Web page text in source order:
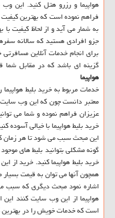
هواپیما و رزرو هتل كنید. این
فراهم نموده است كه بهترین
به شمار می آید و از لحاظ كیفیت
جزو افرادی هستید كه سالانه
برای انجام خدمات آنلاین
گزینه ای باشد كه در مقابل شما
هواپیما
خدمات مربوط به خرید بلیط
معتبر دانست چون كه این وب
عزیزان فراهم نموده و شما می
خرید بلیط هواپیما با خیالی آسوده
این مبحث سبب می شود تا هر زمان
گونه مشكلی بتوانید بلیط های
خرید بلیط هواپیما كنید. خرید از
همچون آنها می توان به قیمت
اشاره نمود مبحث دیگری كه سبب
هواپیما از این وب سایت كنند
است كه خدمات خویش را در